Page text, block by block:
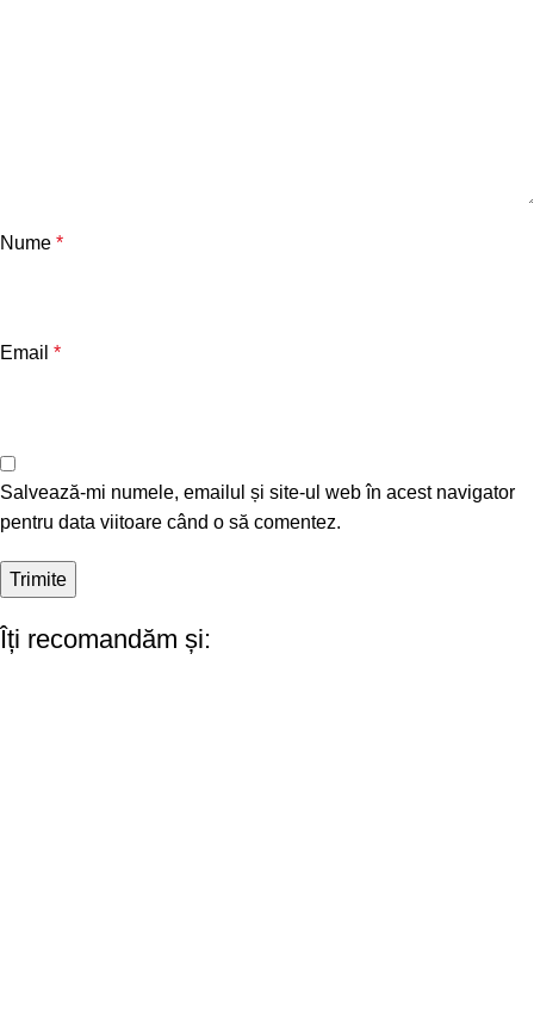
Nume *
Email *
Salvează-mi numele, emailul și site-ul web în acest navigator
pentru data viitoare când o să comentez.
Îți recomandăm și: